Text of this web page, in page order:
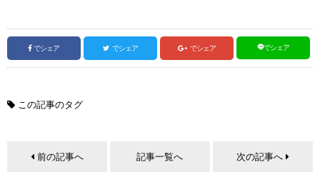
でシェア でシェア でシェア でシェア
この記事のタグ
前の記事へ 記事一覧へ 次の記事へ